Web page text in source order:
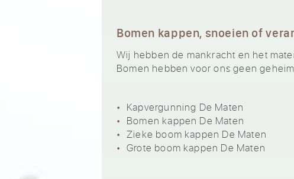
Bomen kappen, snoeien of
Wij hebben de mankracht en het
Bomen hebben voor ons geen
Kapvergunning De Maten
Bomen kappen De Maten
Zieke boom kappen De Maten
Grote boom kappen De Maten